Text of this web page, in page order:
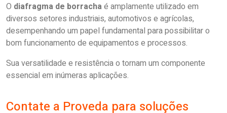
O diafragma de borrachaé amplamente utilizado em
diversos setores industriais, automotivos e agrícolas,
desempenhando um papel fundamental para possibilitar o
bom funcionamento de equipamentos e processos.
Sua versatilidade e resistência o tornam um componente
essencial em inúmeras aplicações.
Contate a Proveda para soluções